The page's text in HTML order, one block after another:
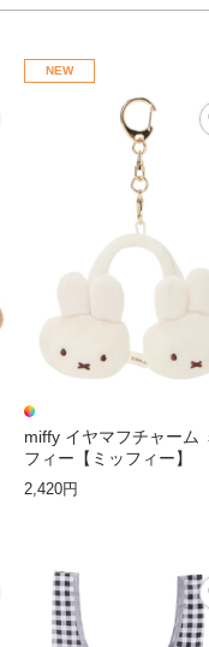
NEW
miffy イヤマフチャーム
フィー【ミッフィー】
2,420円